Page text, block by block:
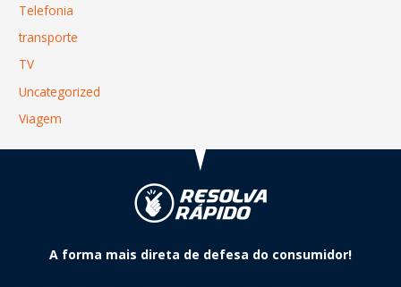
Telefonia
transporte
TV
Uncategorized
Viagem
A forma mais direta de defesa do consumidor!